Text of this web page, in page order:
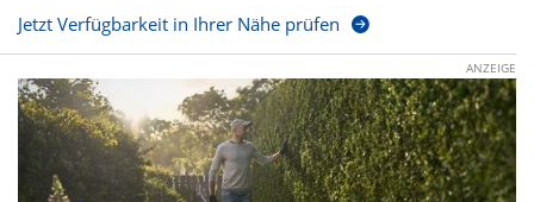
Jetzt Verfügbarkeit in Ihrer Nähe prüfen
ANZEIGE